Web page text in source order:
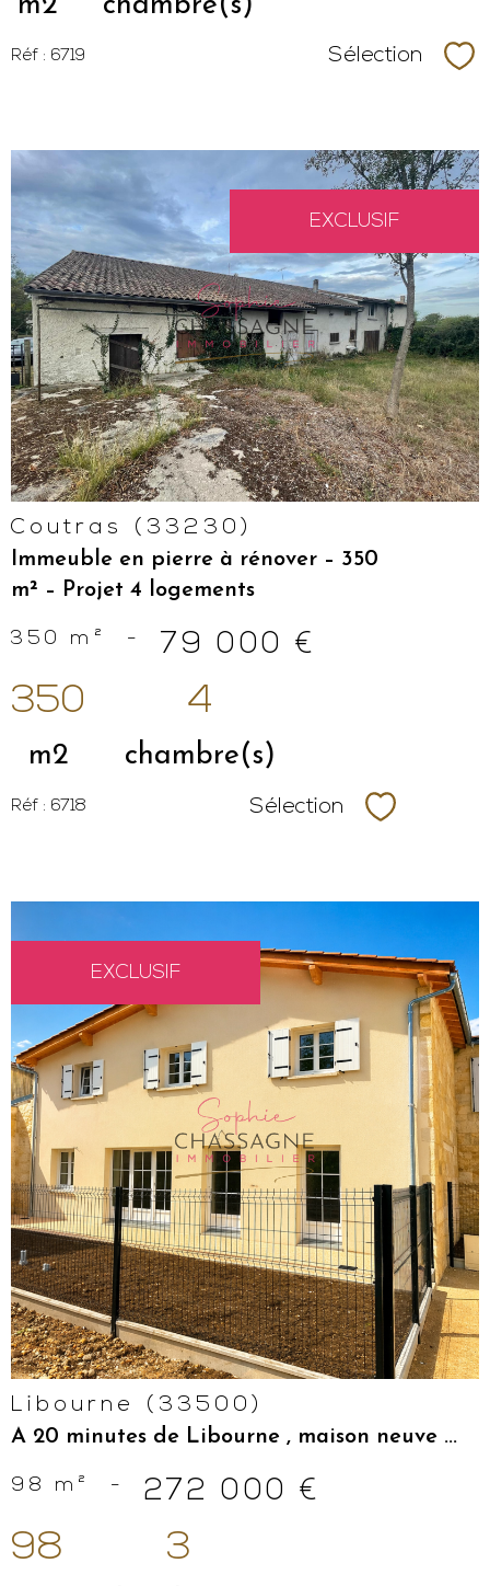
Réf : 6719 Sélection
EXCLUSIF
VOIR LE
BIEN
Coutras (33230)
Immeuble en pierre à rénover – 350
m² – Projet 4 logements
350 m² - 79 000 €
350
m2
4
chambre(s)
Réf : 6718 Sélection
EXCLUSIF
VOIR LE
BIEN
Libourne (33500)
A 20 minutes de Libourne , maison neuve ...
98 m² - 272 000 €
98 3